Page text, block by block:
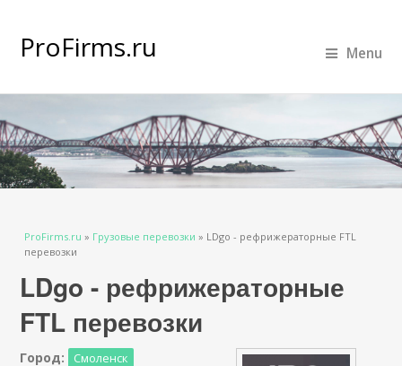
ProFirms.ru Menu
Вы здесь
ProFirms.ru » Грузовые перевозки » LDgo - рефрижераторные FTL
перевозки
LDgo - рефрижераторные
FTL перевозки
Город: Смоленск